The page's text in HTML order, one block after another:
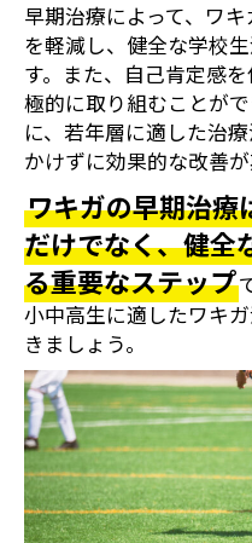
早期治療によって、ワ
を軽減し、健全な学校
す。また、自己肯定感
極的に取り組むことが
に、若年層に適した治
かけずに効果的な改善が
ワキガの早期治療
だけでなく、健全
る重要なステップ
小中高生に適したワキ
きましょう。